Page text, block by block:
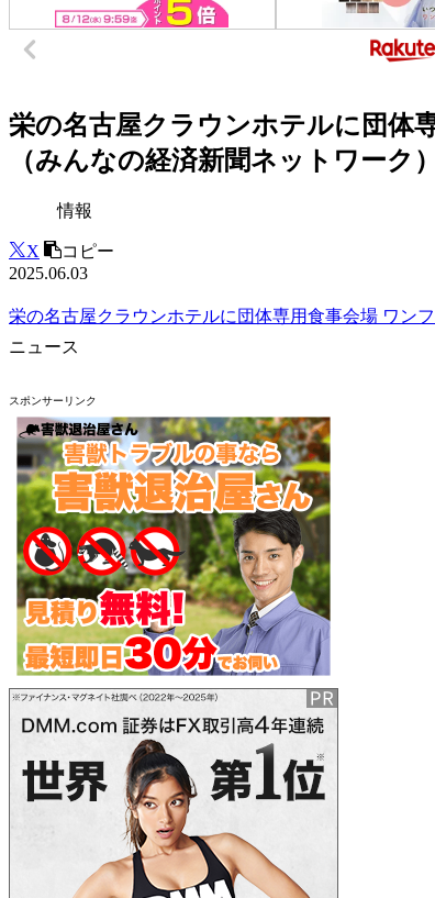
栄の名古屋クラウンホテルに団体
（みんなの経済新聞ネットワーク
情報
X
コピー
2025.06.03
栄の名古屋クラウンホテルに団体専用食事会場 ワン
ニュース
スポンサーリンク